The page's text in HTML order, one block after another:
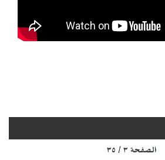
الصفحة ٣ / ٣٥